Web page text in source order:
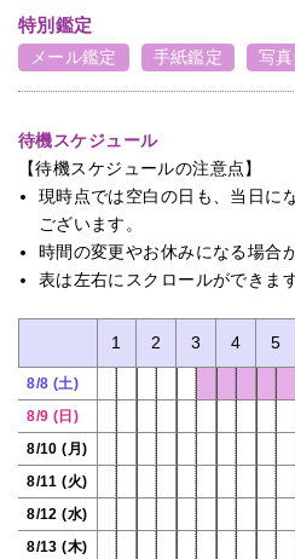
特別鑑定
メール鑑定 手紙鑑定 写
待機スケジュール
【待機スケジュールの注意点】
現時点では空白の日も、当日に
ございます。
時間の変更やお休みになる場合
表は左右にスクロールができます
1 2 3 4 5
8/8 (土)
8/9 (日)
8/10 (月)
8/11 (火)
8/12 (水)
8/13 (木)